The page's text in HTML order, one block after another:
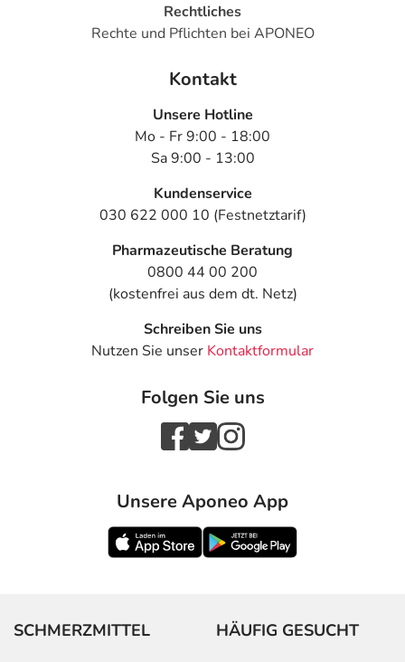
Rechtliches
Rechte und Pflichten bei APONEO
Kontakt
Unsere Hotline
Mo - Fr 9:00 - 18:00
Sa 9:00 - 13:00
Kundenservice
030 622 000 10 (Festnetztarif)
Pharmazeutische Beratung
0800 44 00 200
(kostenfrei aus dem dt. Netz)
Schreiben Sie uns
Nutzen Sie unser Kontaktformular
Folgen Sie uns
Unsere Aponeo App
SCHMERZMITTEL HÄUFIG GESUCHT